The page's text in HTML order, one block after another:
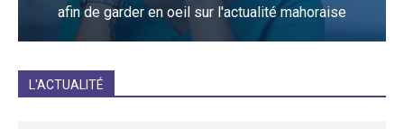
afin de garder en oeil sur l'actualité mahoraise
L'ACTUALITÉ